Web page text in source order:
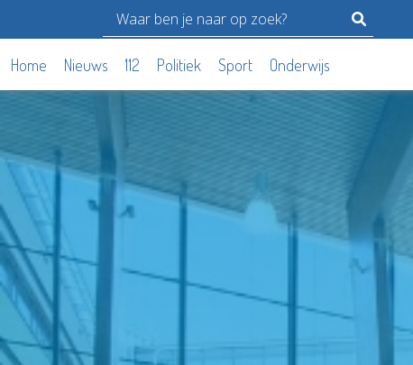
Home Nieuws 112 Politiek Sport Onderwijs